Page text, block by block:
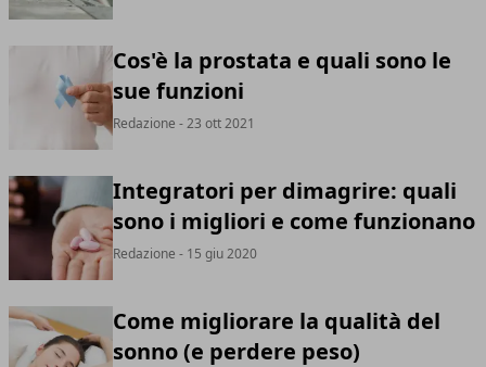
Cos'è la prostata e quali sono le
sue funzioni
Redazione - 23 ott 2021
Integratori per dimagrire: quali
sono i migliori e come funzionano
Redazione - 15 giu 2020
Come migliorare la qualità del
sonno (e perdere peso)